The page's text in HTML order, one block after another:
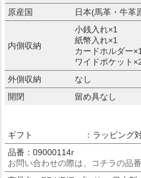
原産国
日本(馬革・牛革
内側収納
小銭入れ×1
紙幣入れ×1
カードホルダー
ワイドポケット
外側収納
なし
開閉
留め具なし
ギフト
：ラッピング
品番：09000114r
お問い合わせの際は、コチラの品